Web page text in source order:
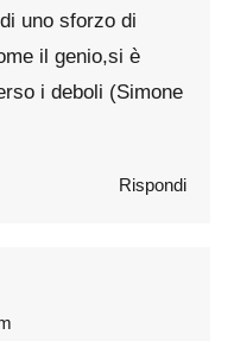
uno sforzo di
il genio,si è
i deboli (Simone
Rispondi